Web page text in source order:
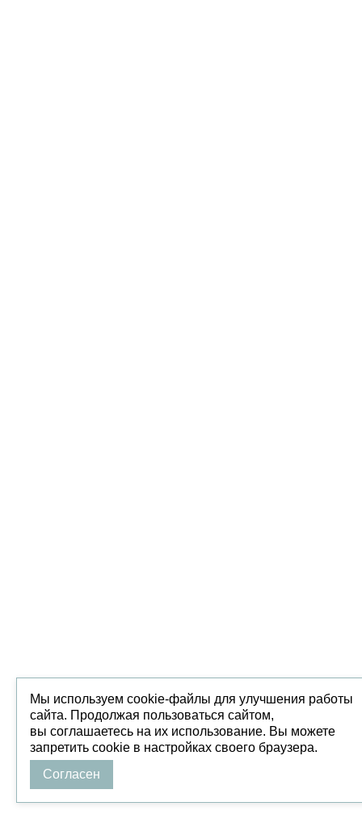
Мы используем cookie-файлы для улучшения работы
сайта. Продолжая пользоваться сайтом,
вы соглашаетесь на их использование. Вы можете
запретить cookie в настройках своего браузера.
Согласен